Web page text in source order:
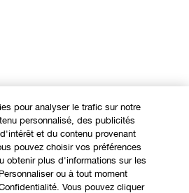
pour analyser le trafic sur notre
personnalisé, des publicités
et du contenu provenant
pouvez choisir vos préférences
obtenir plus d'informations sur les
ou à tout moment
Vous pouvez cliquer